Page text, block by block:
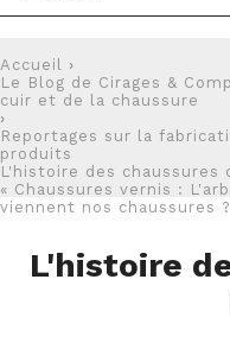
Accueil ›
Le Blog de Cirages &
cuir et de la chaussure
›
Reportages sur la
produits
L'histoire des chaussures
« Chaussures vernis :
viennent nos chaussures
L'histoire